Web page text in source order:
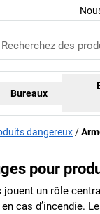
Bureaux
dangereux
pour
jouent un rôle
cas d’incendie.